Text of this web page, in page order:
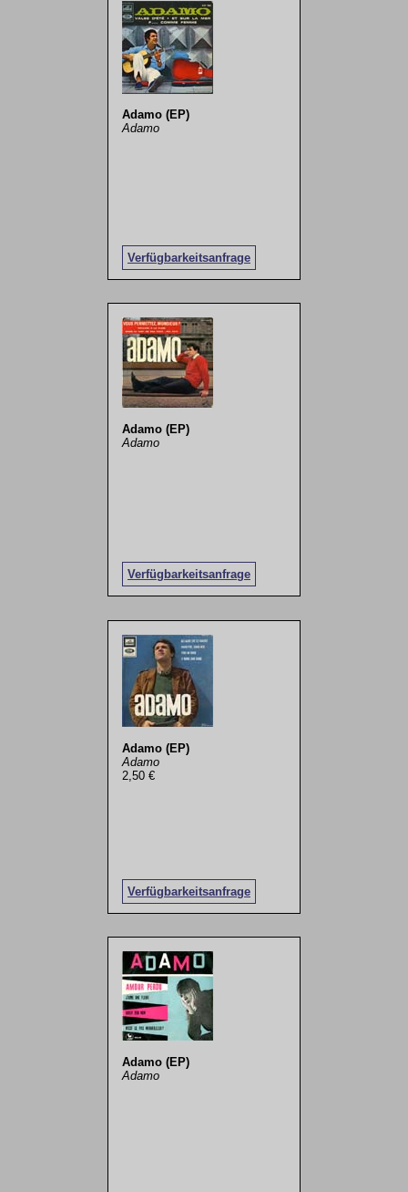
Adamo (EP)
Adamo
Verfügbarkeitsanfrage
Adamo (EP)
Adamo
Verfügbarkeitsanfrage
Adamo (EP)
Adamo
2,50 €
Verfügbarkeitsanfrage
Adamo (EP)
Adamo